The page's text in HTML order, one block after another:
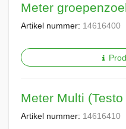
Meter
Artikel nummer: 14616400
Meter Multi
Artikel nummer: 14616410